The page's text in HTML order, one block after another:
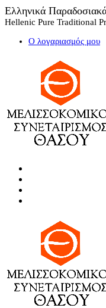
Ελληνικά
Hellenic Pure Traditional
Ο λογαριασμός μου